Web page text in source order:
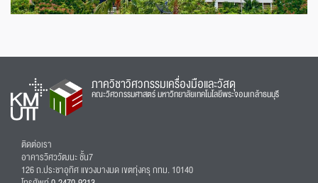
ภาควิชาวิศวกรรมเครื่องมือและวัสดุ
คณะวิศวกรรมศาสตร์ มหาวิทยาลัยเทคโนโลยีพระจอมเกล้าธนบุรี
ติดต่อเรา
อาคารวิศววัฒนะ ชั้น7
126 ถ.ประชาอุทิศ แขวงบางมด เขตทุ่งครุ กทม. 10140